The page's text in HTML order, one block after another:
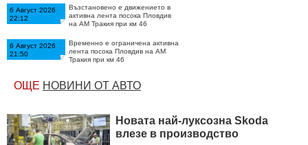
6 Август 2026
22:12
Възстановено е движението в
активна лента посока Пловдив
на АМ Тракия при км 46
6 Август 2026
21:50
Временно е ограничена активна
лента посока Пловдив на АМ
Тракия при км 46
6 Август 2026
20:50
МПС над 12т на АМ Тракия
6 Август 2026
20:50
Възстановено е движението по
път II-16 при км 33+000 гара
Лакатник
ОЩЕ НОВИНИ ОТ АВТО
Новата най-луксозна Skoda
влезе в производство